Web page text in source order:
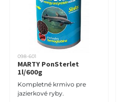
098-601
MARTY PonSterlet
1l/600g
Kompletné krmivo pre
jazierkové ryby.